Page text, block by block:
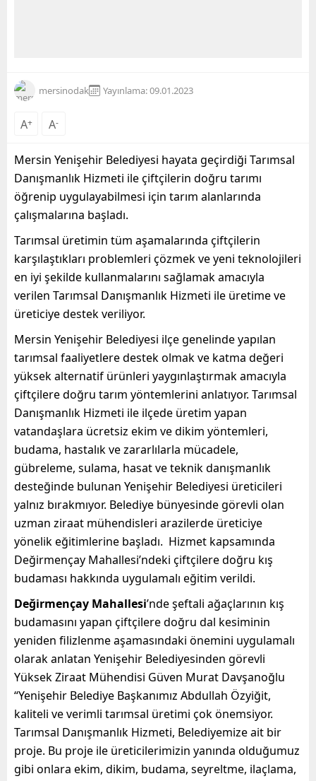
mersinodak Yayınlama: 09.01.2023
A+ A-
Mersin Yenişehir Belediyesi hayata geçirdiği Tarımsal
Danışmanlık Hizmeti ile çiftçilerin doğru tarımı
öğrenip uygulayabilmesi için tarım alanlarında
çalışmalarına başladı.
Tarımsal üretimin tüm aşamalarında çiftçilerin
karşılaştıkları problemleri çözmek ve yeni teknolojileri
en iyi şekilde kullanmalarını sağlamak amacıyla
verilen Tarımsal Danışmanlık Hizmeti ile üretime ve
üreticiye destek veriliyor.
Mersin Yenişehir Belediyesi ilçe genelinde yapılan
tarımsal faaliyetlere destek olmak ve katma değeri
yüksek alternatif ürünleri yaygınlaştırmak amacıyla
çiftçilere doğru tarım yöntemlerini anlatıyor. Tarımsal
Danışmanlık Hizmeti ile ilçede üretim yapan
vatandaşlara ücretsiz ekim ve dikim yöntemleri,
budama, hastalık ve zararlılarla mücadele,
gübreleme, sulama, hasat ve teknik danışmanlık
desteğinde bulunan Yenişehir Belediyesi üreticileri
yalnız bırakmıyor. Belediye bünyesinde görevli olan
uzman ziraat mühendisleri arazilerde üreticiye
yönelik eğitimlerine başladı. Hizmet kapsamında
Değirmençay Mahallesi’ndeki çiftçilere doğru kış
budaması hakkında uygulamalı eğitim verildi.
Değirmençay Mahallesi’nde şeftali ağaçlarının kış
budamasını yapan çiftçilere doğru dal kesiminin
yeniden filizlenme aşamasındaki önemini uygulamalı
olarak anlatan Yenişehir Belediyesinden görevli
Yüksek Ziraat Mühendisi Güven Murat Davşanoğlu
“Yenişehir Belediye Başkanımız Abdullah Özyiğit,
kaliteli ve verimli tarımsal üretimi çok önemsiyor.
Tarımsal Danışmanlık Hizmeti, Belediyemize ait bir
proje. Bu proje ile üreticilerimizin yanında olduğumuz
gibi onlara ekim, dikim, budama, seyreltme, ilaçlama,